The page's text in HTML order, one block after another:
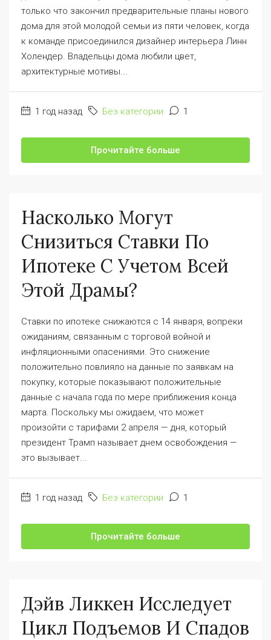
только что закончил предварительные планы нового
дома для этой молодой семьи из пяти человек, когда
к команде присоединился дизайнер интерьера Линн
Холендер. Владельцы дома любили цвет,
архитектурные мотивы...
1 год назад Без категории 1
Прочитайте больше
Насколько Могут
Снизиться Ставки По
Ипотеке С Учетом Всей
Этой Драмы?
Ставки по ипотеке снижаются с 14 января, вопреки
ожиданиям, связанным с торговой войной и
инфляционными опасениями. Это снижение
положительно повлияло на данные по заявкам на
покупку, которые показывают положительные
данные с начала года по мере приближения конца
марта. Поскольку мы ожидаем, что может
произойти с тарифами 2 апреля — дня, который
президент Трамп называет днем освобождения —
это вызывает...
1 год назад Без категории 1
Прочитайте больше
Дэйв Ликкен Исследует
Цикл Подъемов И Спадов